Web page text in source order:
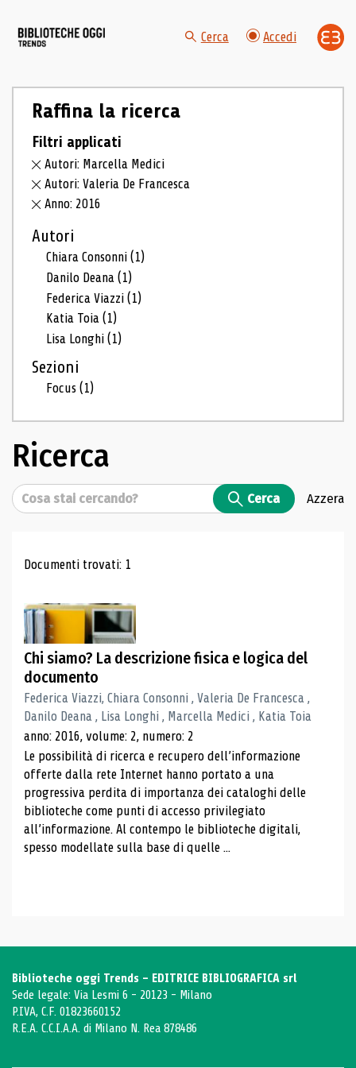
Cerca Accedi
Raffina la ricerca
Filtri applicati
Autori: Marcella Medici
Autori: Valeria De Francesca
Anno: 2016
Autori
Chiara Consonni(1)
Danilo Deana(1)
Federica Viazzi(1)
Katia Toia(1)
Lisa Longhi(1)
Sezioni
Focus(1)
Ricerca
Cerca Cerca Azzera
Risultati di ricerca
Documenti trovati: 1
Chi siamo? La descrizione fisica e logica del
documento
Federica Viazzi, Chiara Consonni , Valeria De Francesca ,
Danilo Deana , Lisa Longhi , Marcella Medici , Katia Toia
anno: 2016, volume: 2, numero: 2
Le possibilità di ricerca e recupero dell’informazione
offerte dalla rete Internet hanno portato a una
progressiva perdita di importanza dei cataloghi delle
biblioteche come punti di accesso privilegiato
all’informazione. Al contempo le biblioteche digitali,
spesso modellate sulla base di quelle ...
Biblioteche oggi Trends - EDITRICE BIBLIOGRAFICA srl
Sede legale: Via Lesmi 6 - 20123 - Milano
P.IVA, C.F. 01823660152
R.E.A. C.C.I.A.A. di Milano N. Rea 878486